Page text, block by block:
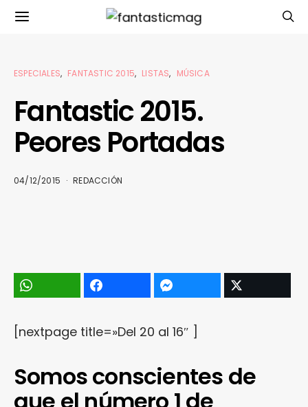
ESPECIALES FANTASTIC 2015 LISTAS MÚSICA
Fantastic 2015.
Peores Portadas
04/12/2015 REDACCIÓN
[nextpage title=»Del 20 al 16″ ]
Somos conscientes de